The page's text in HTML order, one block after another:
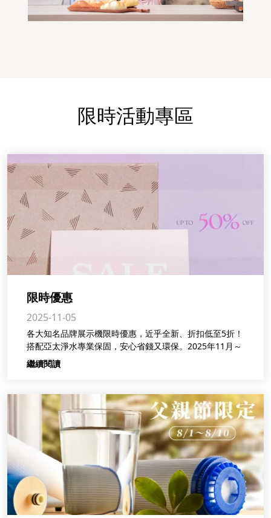
限時活動專區
限時優惠
2025-11-05
各大知名品牌展示機限時優惠，近乎全新、折扣低至5折！
搭配亞太淨水專業保固，安心省錢又環保。2025年11月～
繼續閱讀